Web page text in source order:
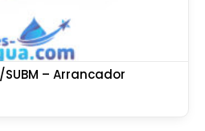
– Arrancador